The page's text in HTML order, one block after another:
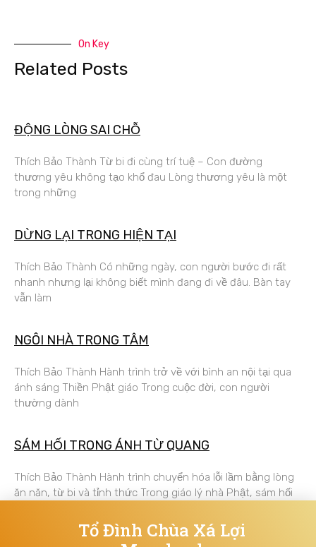
On Key
Related Posts
ĐỘNG LÒNG SAI CHỖ
Thích Bảo Thành Từ bi đi cùng trí tuệ – Con đường
thương yêu không tạo khổ đau Lòng thương yêu là một
trong những
DỪNG LẠI TRONG HIỆN TẠI
Thích Bảo Thành Có những ngày, con người bước đi rất
nhanh nhưng lại không biết mình đang đi về đâu. Bàn tay
vẫn làm
NGÔI NHÀ TRONG TÂM
Thích Bảo Thành Hành trình trở về với bình an nội tại qua
ánh sáng Thiền Phật giáo Trong cuộc đời, con người
thường dành
SÁM HỐI TRONG ÁNH TỪ QUANG
Thích Bảo Thành Hành trình chuyển hóa lỗi lầm bằng lòng
ăn năn, từ bi và tỉnh thức Trong giáo lý nhà Phật, sám hối
Tổ Đình Chùa Xá Lợi